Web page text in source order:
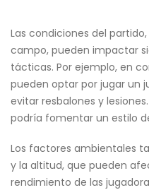
Las condiciones del
campo, pueden impactar
tácticas. Por ejemplo, en
pueden optar por jugar un
evitar resbalones y
podría fomentar un estilo
Los factores ambientales
y la altitud, que pueden
rendimiento de las